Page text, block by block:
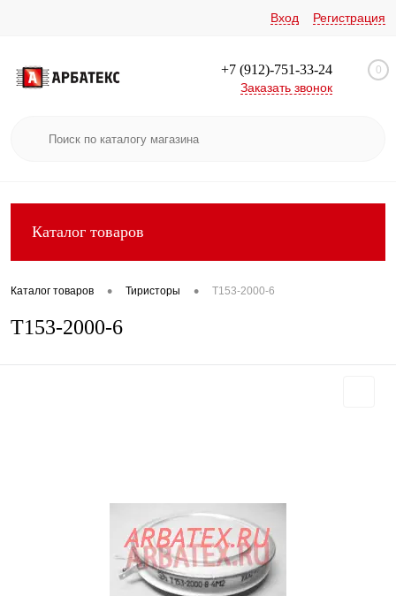
Вход Регистрация
+7 (912)-751-33-24
Заказать звонок
0
Каталог товаров
Каталог товаров • Тиристоры • Т153-2000-6
Т153-2000-6